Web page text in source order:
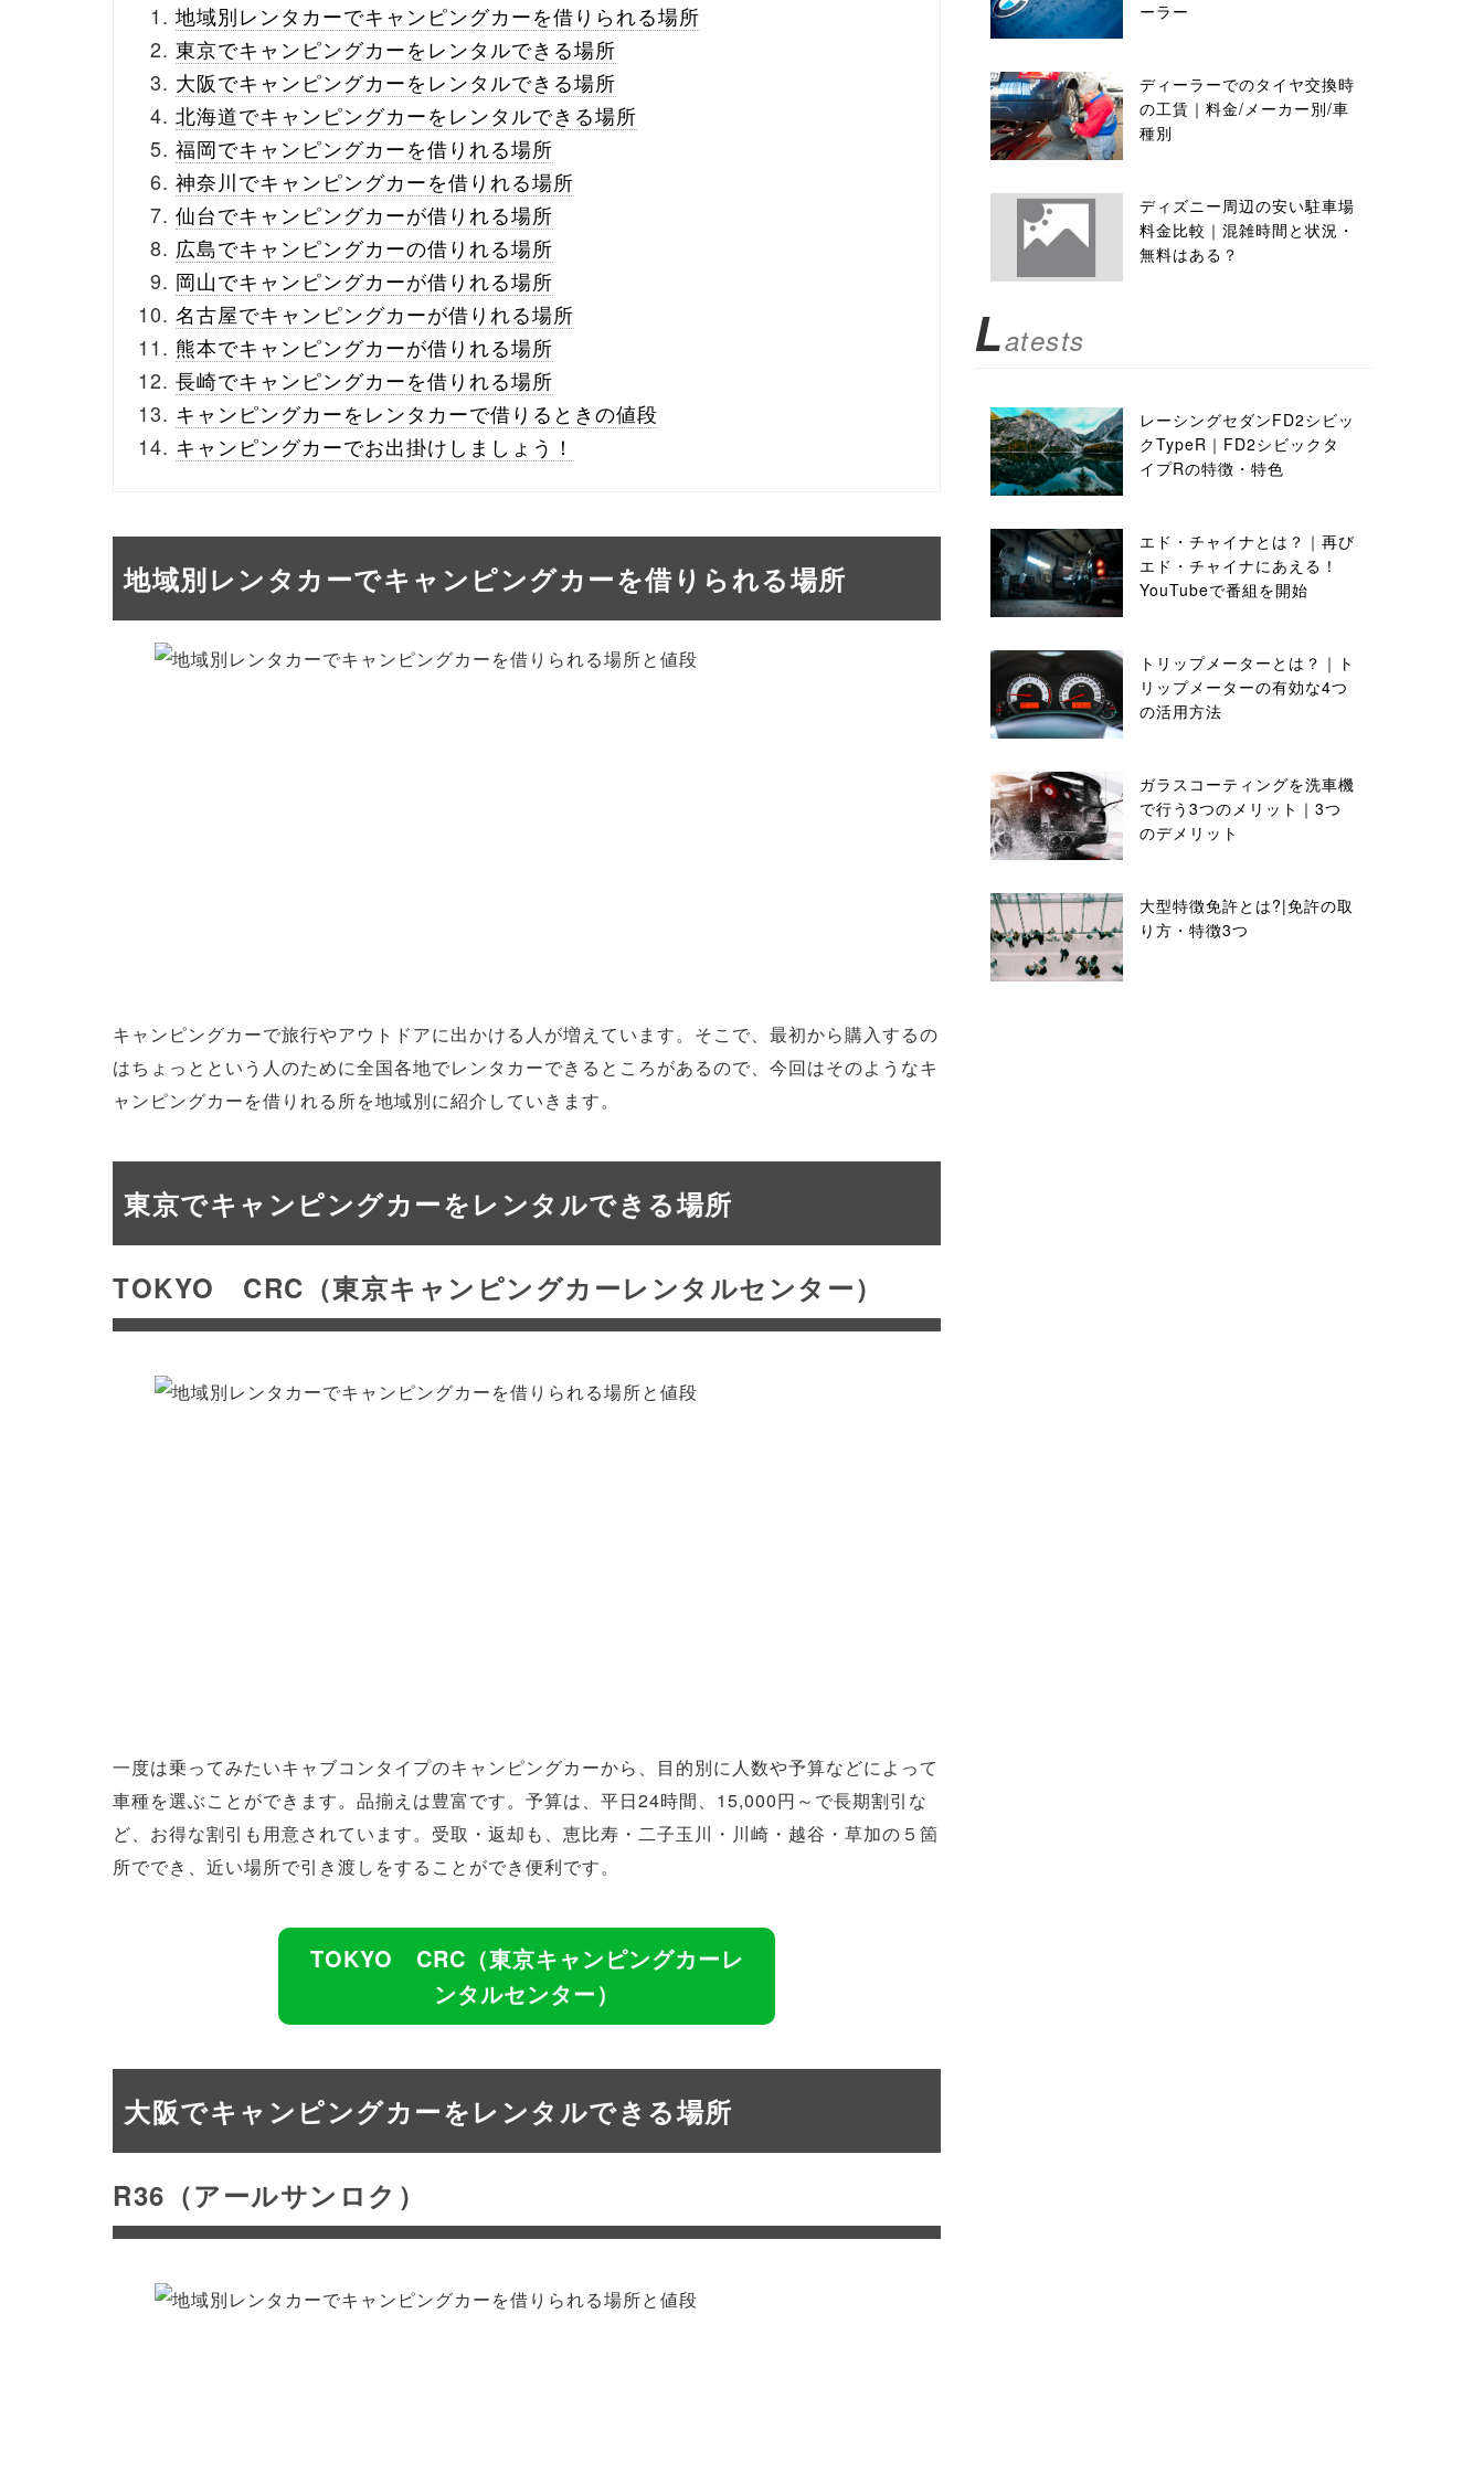
地域別レンタカーでキャンピングカーを借りられる場所
東京でキャンピングカーをレンタルできる場所
大阪でキャンピングカーをレンタルできる場所
北海道でキャンピングカーをレンタルできる場所
福岡でキャンピングカーを借りれる場所
神奈川でキャンピングカーを借りれる場所
仙台でキャンピングカーが借りれる場所
広島でキャンピングカーの借りれる場所
岡山でキャンピングカーが借りれる場所
名古屋でキャンピングカーが借りれる場所
熊本でキャンピングカーが借りれる場所
長崎でキャンピングカーを借りれる場所
キャンピングカーをレンタカーで借りるときの値段
キャンピングカーでお出掛けしましょう！
地域別レンタカーでキャンピングカーを借りられる場所
キャンピングカーで旅行やアウトドアに出かける人が増えています。そこで、最初から購入するの
はちょっとという人のために全国各地でレンタカーできるところがあるので、今回はそのようなキ
ャンピングカーを借りれる所を地域別に紹介していきます。
東京でキャンピングカーをレンタルできる場所
TOKYO CRC（東京キャンピングカーレンタルセンター）
一度は乗ってみたいキャブコンタイプのキャンピングカーから、目的別に人数や予算などによって
車種を選ぶことができます。品揃えは豊富です。予算は、平日24時間、15,000円～で長期割引な
ど、お得な割引も用意されています。受取・返却も、恵比寿・二子玉川・川崎・越谷・草加の５箇
所ででき、近い場所で引き渡しをすることができ便利です。
TOKYO CRC（東京キャンピングカーレ
ンタルセンター）
大阪でキャンピングカーをレンタルできる場所
R36（アールサンロク）
ーラー
ディーラーでのタイヤ交換時
の工賃｜料金/メーカー別/車
種別
ディズニー周辺の安い駐車場
料金比較｜混雑時間と状況・
無料はある？
Latests
レーシングセダンFD2シビッ
クTypeR｜FD2シビックタ
イプRの特徴・特色
エド・チャイナとは？｜再び
エド・チャイナにあえる！
YouTubeで番組を開始
トリップメーターとは？｜ト
リップメーターの有効な4つ
の活用方法
ガラスコーティングを洗車機
で行う3つのメリット｜3つ
のデメリット
大型特徴免許とは?|免許の取
り方・特徴3つ